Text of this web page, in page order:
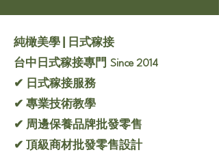
純橄美學 | 日式稼接
台中日式稼接專門 Since 2014
✔ 日式稼接服務
✔ 專業技術教學
✔ 周邊保養品牌批發零售
✔ 頂級商材批發零售設計